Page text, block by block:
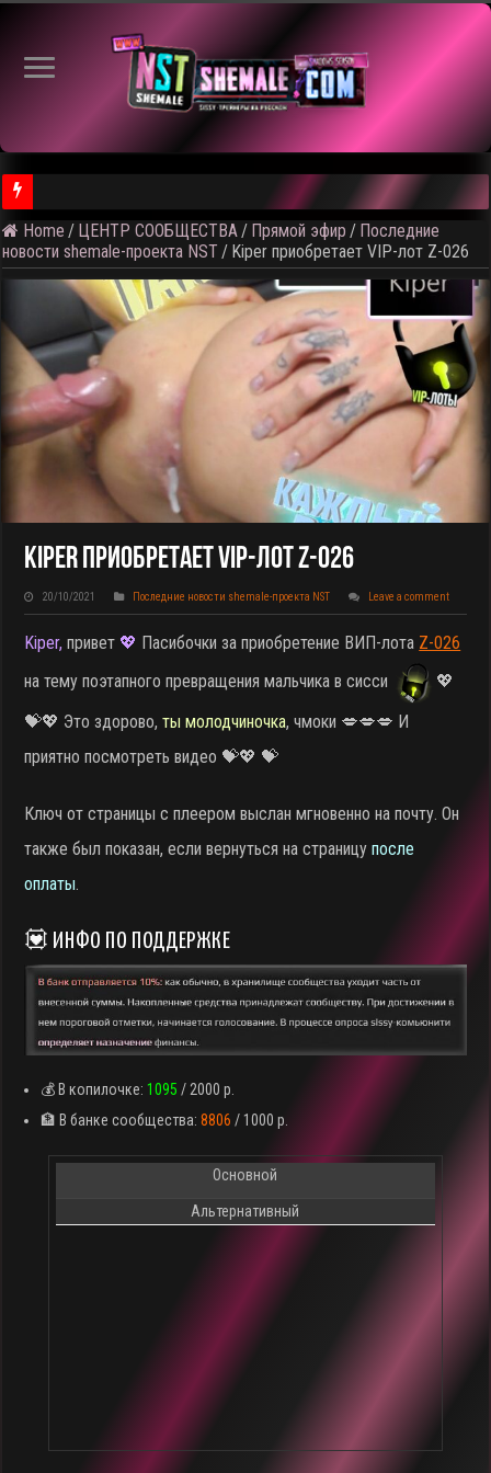
⚠️ Результаты голосования и тема следующего откртытого
Home / ЦЕНТР СООБЩЕСТВА / Прямой эфир / Последние
новости shemale-проекта NST / Kiper приобретает VIP-лот Z-026
Kiper Приобретает VIP-Лот Z-026
20/10/2021 Последние новости shemale-проекта NST Leave a comment
Kiper,привет 💖 Пасибочки за приобретение ВИП-лота Z-026
на тему поэтапного превращения мальчика в сисси
💖
💝💖 Это здорово,ты молодчиночка, чмоки 💋💋💋 И
приятно посмотреть видео 💝💖 💝
Ключ от страницы с плеером выслан мгновенно на почту. Он
также был показан, если вернуться на страницупосле
оплаты.
💟 ИНФО ПО ПОДДЕРЖКЕ
💰 В копилочке:1095/ 2000 р.
🏦 В банке сообщества:8806 / 1000 р.
Основной
Альтернативный